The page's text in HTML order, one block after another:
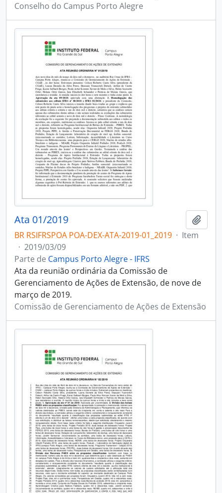
Conselho do Campus Porto Alegre
Ata 01/2019
BR RSIFRSPOA POA-DEX-ATA-2019-01_2019 · Item
· 2019/03/09
Parte de Campus Porto Alegre - IFRS
Ata da reunião ordinária da Comissão de
Gerenciamento de Ações de Extensão, de nove de
março de 2019.
Comissão de Gerenciamento de Ações de Extensão